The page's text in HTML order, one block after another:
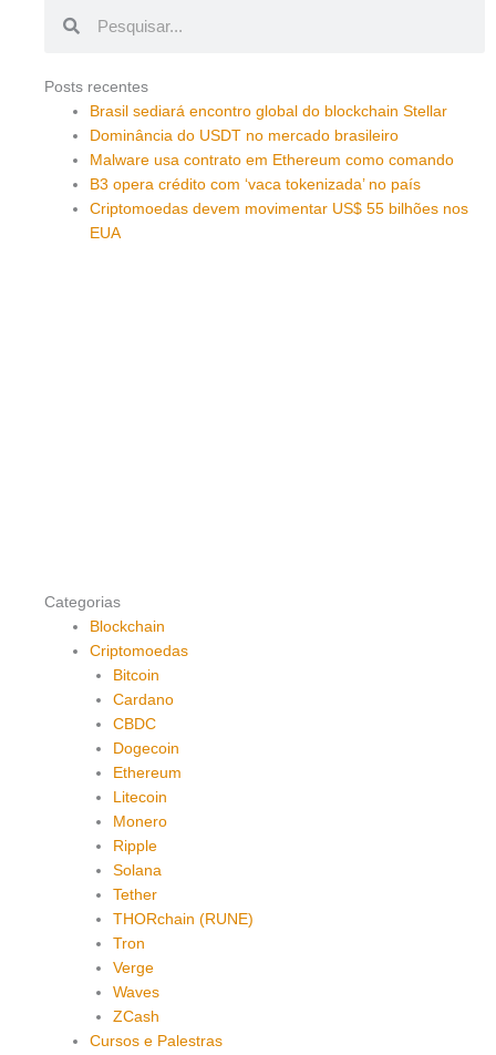
Posts recentes
Brasil sediará encontro global do blockchain Stellar
Dominância do USDT no mercado brasileiro
Malware usa contrato em Ethereum como comando
B3 opera crédito com ‘vaca tokenizada’ no país
Criptomoedas devem movimentar US$ 55 bilhões nos
EUA
Categorias
Blockchain
Criptomoedas
Bitcoin
Cardano
CBDC
Dogecoin
Ethereum
Litecoin
Monero
Ripple
Solana
Tether
THORchain (RUNE)
Tron
Verge
Waves
ZCash
Cursos e Palestras